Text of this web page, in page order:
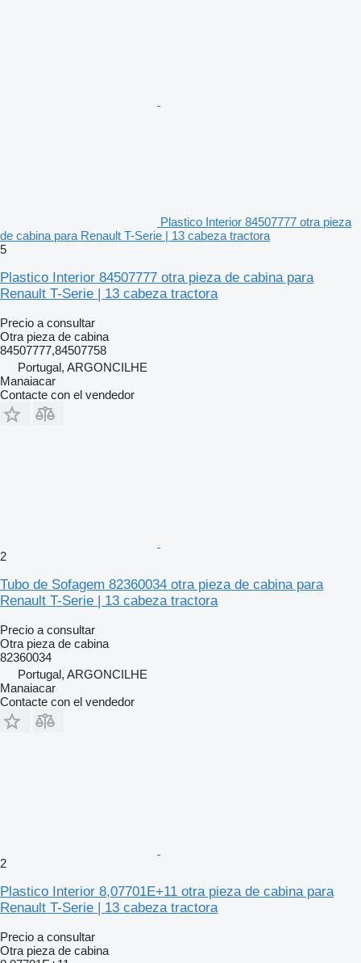
Plastico Interior 84507777 otra pieza
de cabina para Renault T-Serie | 13 cabeza tractora
5
Plastico Interior 84507777 otra pieza de cabina para
Renault T-Serie | 13 cabeza tractora
Precio a consultar
Otra pieza de cabina
84507777,84507758
Portugal, ARGONCILHE
Manaiacar
Contacte con el vendedor
2
Tubo de Sofagem 82360034 otra pieza de cabina para
Renault T-Serie | 13 cabeza tractora
Precio a consultar
Otra pieza de cabina
82360034
Portugal, ARGONCILHE
Manaiacar
Contacte con el vendedor
2
Plastico Interior 8,07701E+11 otra pieza de cabina para
Renault T-Serie | 13 cabeza tractora
Precio a consultar
Otra pieza de cabina